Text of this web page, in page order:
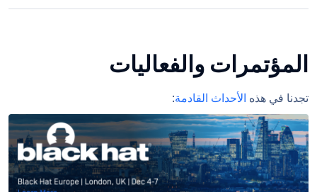
المؤتمرات والفعاليات
تجدنا في هذه الأحداث القادمة: